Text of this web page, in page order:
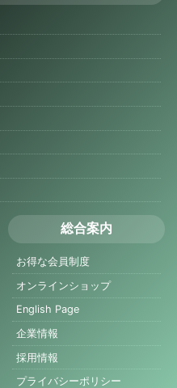
総合案内
お得な会員制度
オンラインショップ
English Page
企業情報
採用情報
プライバシーポリシー